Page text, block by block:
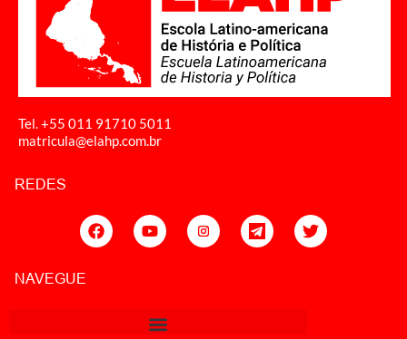
Tel. +55 011 91710 5011
matricula@elahp.com.br
REDES
NAVEGUE